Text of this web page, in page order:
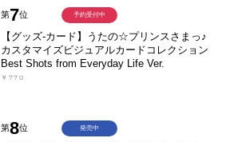
第7位
【グッズ-カード】うたの☆プリンスさまっ♪
カスタマイズビジュアルカードコレクション
Best Shots from Everyday Life Ver.
￥770
予約受付中
第8位 発売中